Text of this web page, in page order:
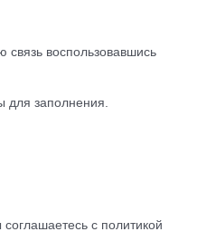
связь воспользовавшись
для заполнения.
с политикой